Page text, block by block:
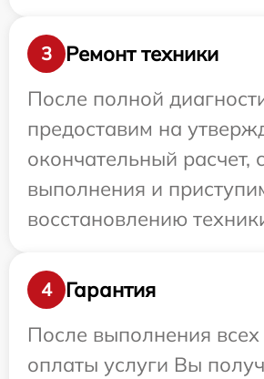
3
Ремонт техники
После полной
предоставим на
окончательный расчет,
выполнения и
восстановлению
4
Гарантия
После выполнения всех
оплаты услуги Вы